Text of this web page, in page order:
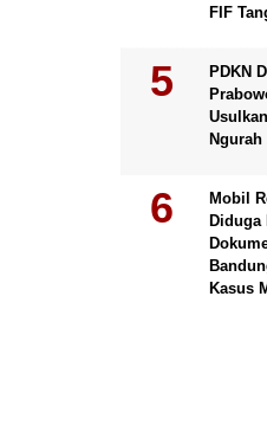
FIF
PDKN
Ngurah
Mobil
Diduga
Kasus